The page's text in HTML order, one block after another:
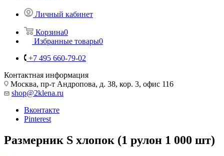
Личный кабинет
Корзина0
Избранные товары0
+7 495 660-79-02
Контактная информация
Москва, пр-т Андропова, д. 38, кор. 3, офис 116
shop@2klena.ru
Вконтакте
Pinterest
Размерник S хлопок (1 рулон 1 000 шт)